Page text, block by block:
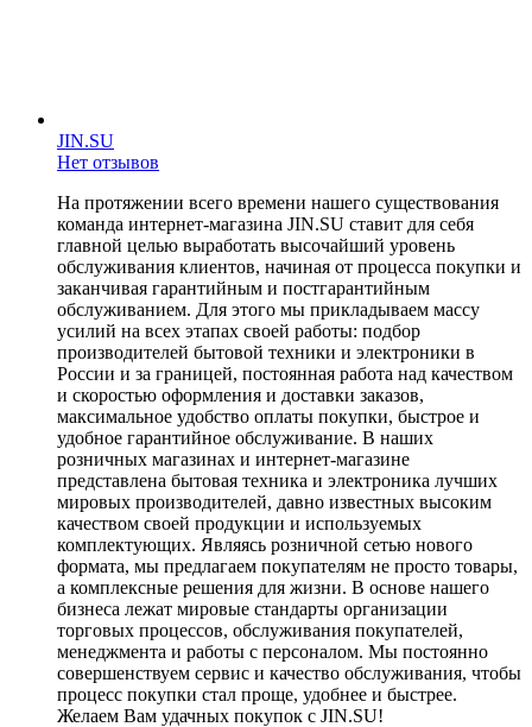
JIN.SU
Нет отзывов
На протяжении всего времени нашего существования
команда интернет-магазина JIN.SU ставит для себя
главной целью выработать высочайший уровень
обслуживания клиентов, начиная от процесса покупки и
заканчивая гарантийным и постгарантийным
обслуживанием. Для этого мы прикладываем массу
усилий на всех этапах своей работы: подбор
производителей бытовой техники и электроники в
России и за границей, постоянная работа над качеством
и скоростью оформления и доставки заказов,
максимальное удобство оплаты покупки, быстрое и
удобное гарантийное обслуживание. В наших
розничных магазинах и интернет-магазине
представлена бытовая техника и электроника лучших
мировых производителей, давно известных высоким
качеством своей продукции и используемых
комплектующих. Являясь розничной сетью нового
формата, мы предлагаем покупателям не просто товары,
а комплексные решения для жизни. В основе нашего
бизнеса лежат мировые стандарты организации
торговых процессов, обслуживания покупателей,
менеджмента и работы с персоналом. Мы постоянно
совершенствуем сервис и качество обслуживания, чтобы
процесс покупки стал проще, удобнее и быстрее.
Желаем Вам удачных покупок с JIN.SU!